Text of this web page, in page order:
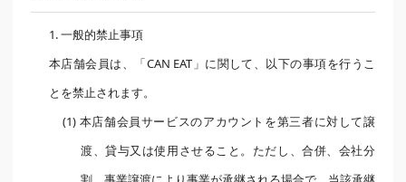
1. 一般的禁止事項
本店舗会員は、「CAN EAT」に関して、以下の事項を行うこ
とを禁止されます。
(1) 本店舗会員サービスのアカウントを第三者に対して譲
渡、貸与又は使用させること。ただし、合併、会社分